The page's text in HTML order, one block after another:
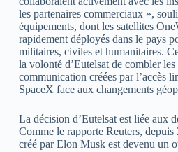
les partenaires commerciaux »,
équipements, dont les satellites
rapidement déployés dans le pays
militaires, civiles et humanitaires.
la volonté d’Eutelsat de combler
communication créées par l’accès
SpaceX face aux changements
La décision d’Eutelsat est liée aux
Comme le rapporte Reuters,
créé par Elon Musk est devenu un